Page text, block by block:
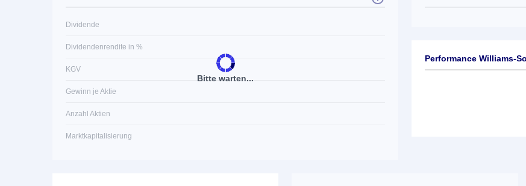
Bitte warten...
Dividende
Dividendenrendite in %
KGV
Gewinn je Aktie
Anzahl Aktien
Marktkapitalisierung
Performance Williams-